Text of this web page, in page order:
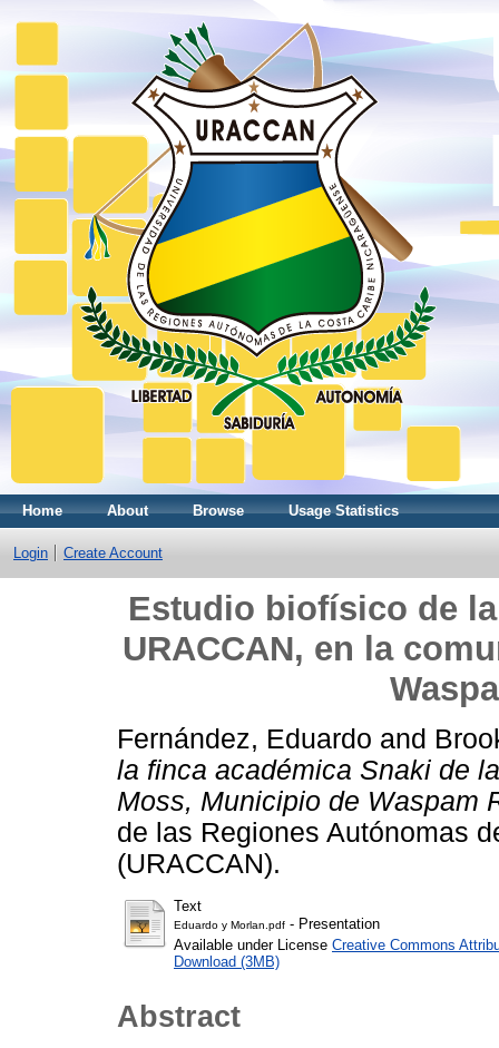
Home About Browse Usage Statistics
Login Create Account
Estudio biofísico de
URACCAN, en la
Fernández, Eduardo and
la finca académica Snaki de
Moss, Municipio de Waspam
de las Regiones Autónomas
(URACCAN).
Text
Eduardo y Morlan.pdf - Presentation
Available under License Creative Commons
Download (3MB)
Abstract